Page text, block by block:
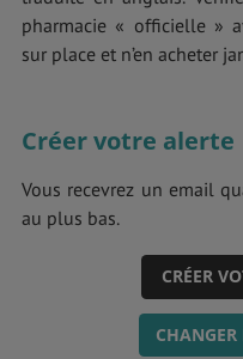
pharmacie « officielle »
sur place et n’en acheter
Créer votre alerte
Vous recevrez un email
au plus bas.
CRÉER